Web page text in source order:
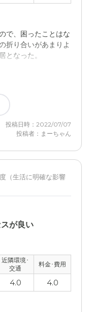
い気持ちになりまし
ら様子でした。
街で施設には駐車場
気遣いや設備も綺麗
と思います。
で、困ったことはな
折り合いがあまりよ
となった。
できる。なにかあれ
してお任せできる。
り、本人も楽しめる
ついて
うなので、お話も合
ライバシーもある。
きる。
うで清潔をたもて
投稿日時：2022/07/07
投稿者：まーちゃん
（生活に明確な影響
が良い
近隣環境･
交通
料金･費用
4.0 4.0